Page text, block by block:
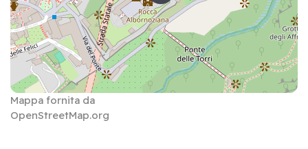
Mappa fornita da
OpenStreetMap.org